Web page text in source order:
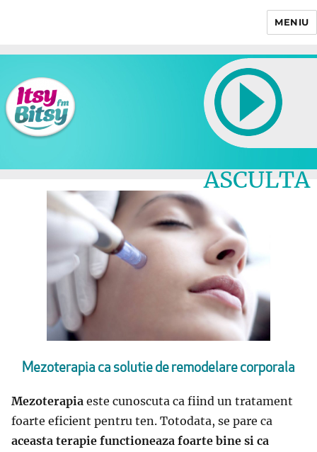
MENIU
ASCULTA
LIVE
Mezoterapia ca solutie de remodelare corporala
Mezoterapia este cunoscuta ca fiind un tratament
foarte eficient pentru ten. Totodata, se pare ca
aceasta terapie functioneaza foarte bine si ca